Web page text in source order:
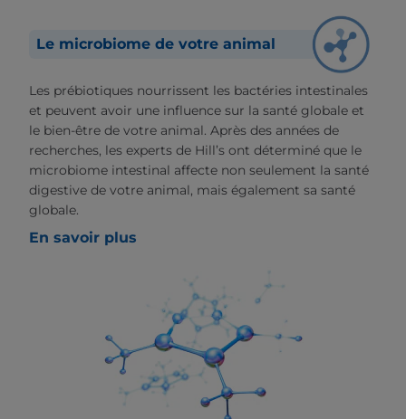
Le microbiome de votre animal
Les prébiotiques nourrissent les bactéries intestinales
et peuvent avoir une influence sur la santé globale et
le bien-être de votre animal. Après des années de
recherches, les experts de Hill’s ont déterminé que le
microbiome intestinal affecte non seulement la santé
digestive de votre animal, mais également sa santé
globale.
En savoir plus